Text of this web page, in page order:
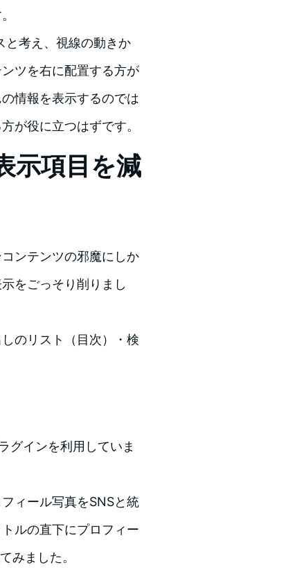
と考え、視線の動きか
ツを右に配置する方が
情報を表示するのでは
が役に立つはずです。
示項目を減
ンテンツの邪魔にしか
をごっそり削りまし
のリスト（目次）・検
グインを利用していま
ィール写真をSNSと統
ルの直下にプロフィー
みました。